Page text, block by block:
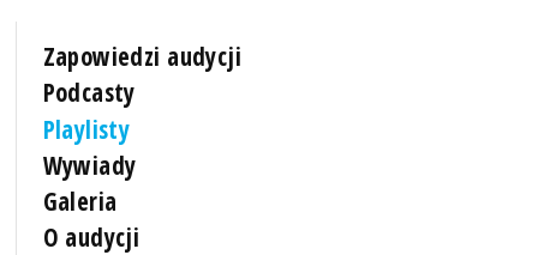
Zapowiedzi audycji
Podcasty
Playlisty
Wywiady
Galeria
O audycji